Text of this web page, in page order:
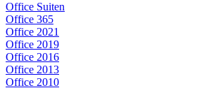
Office Suiten
Office 365
Office 2021
Office 2019
Office 2016
Office 2013
Office 2010